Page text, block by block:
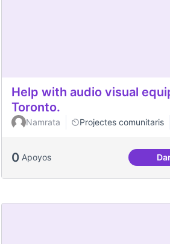
Help with audio visual
Toronto.
Namrata Projectes comunitaris
0 Apoyos